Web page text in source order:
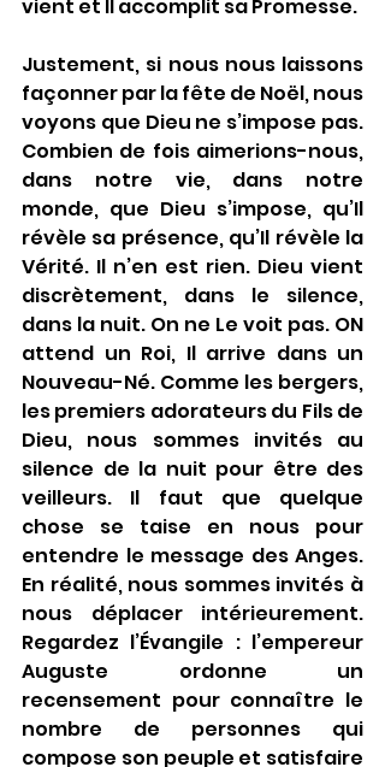
vient et Il accomplit sa Promesse.
Justement, si nous nous laissons
façonner par la fête de Noël, nous
voyons que Dieu ne s’impose pas.
Combien de fois aimerions-nous,
dans notre vie, dans notre
monde, que Dieu s’impose, qu’Il
révèle sa présence, qu’Il révèle la
Vérité. Il n’en est rien. Dieu vient
discrètement, dans le silence,
dans la nuit. On ne Le voit pas. ON
attend un Roi, Il arrive dans un
Nouveau-Né. Comme les bergers,
les premiers adorateurs du Fils de
Dieu, nous sommes invités au
silence de la nuit pour être des
veilleurs. Il faut que quelque
chose se taise en nous pour
entendre le message des Anges.
En réalité, nous sommes invités à
nous déplacer intérieurement.
Regardez l’Évangile : l’empereur
Auguste ordonne un
recensement pour connaître le
nombre de personnes qui
compose son peuple et satisfaire